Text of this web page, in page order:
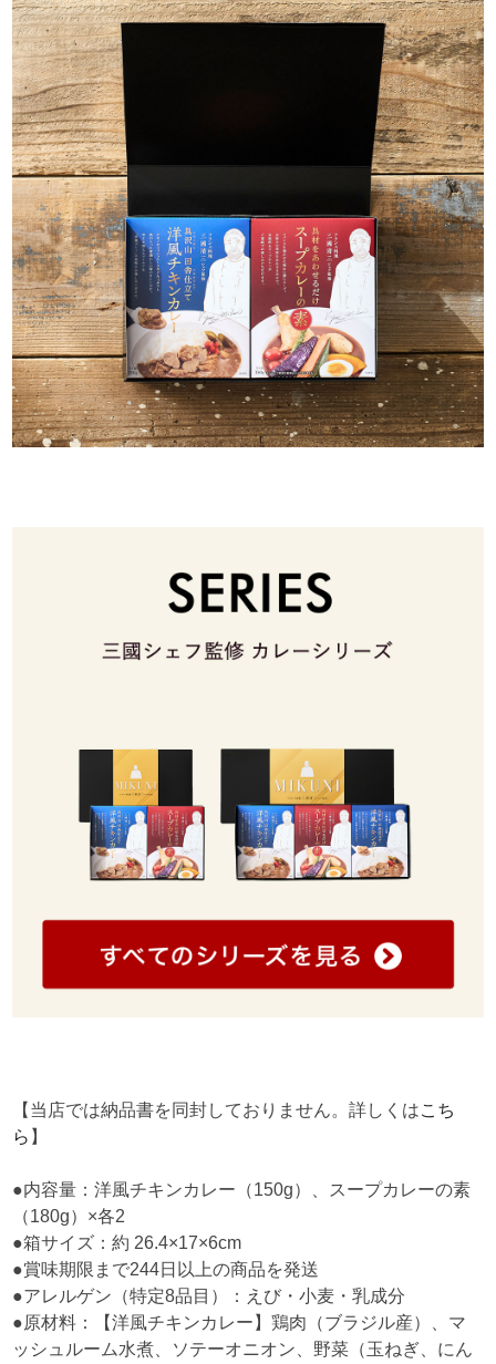
【当店では納品書を同封しておりません。詳しくはこち
ら 】
●内容量：洋風チキンカレー（150g）、スープカレーの素
（180g）×各2
●箱サイズ：約 26.4×17×6cm
●賞味期限まで244日以上の商品を発送
●アレルゲン（特定8品目）：えび・小麦・乳成分
●原材料：【洋風チキンカレー】鶏肉（ブラジル産）、マ
ッシュルーム水煮、ソテーオニオン、野菜（玉ねぎ、にん